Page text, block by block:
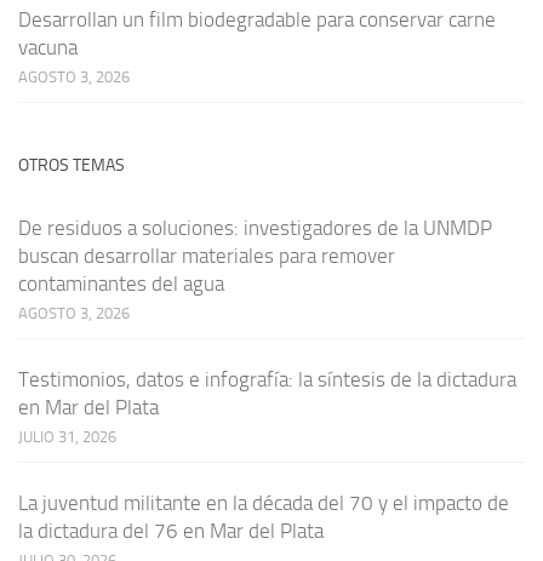
Desarrollan un film biodegradable para conservar carne
vacuna
AGOSTO 3, 2026
OTROS TEMAS
De residuos a soluciones: investigadores de la UNMDP
buscan desarrollar materiales para remover
contaminantes del agua
AGOSTO 3, 2026
Testimonios, datos e infografía: la síntesis de la dictadura
en Mar del Plata
JULIO 31, 2026
La juventud militante en la década del 70 y el impacto de
la dictadura del 76 en Mar del Plata